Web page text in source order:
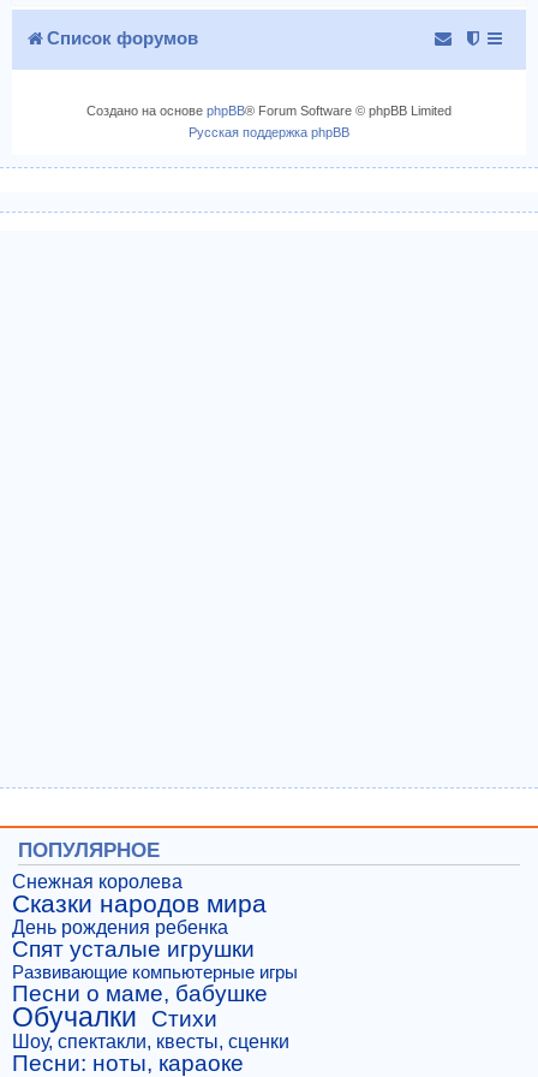
Список форумов
Создано на основе phpBB® Forum Software © phpBB Limited
Русская поддержка phpBB
ПОПУЛЯРНОЕ
Снежная королева
Сказки народов мира
День рождения ребенка
Спят усталые игрушки
Развивающие компьютерные игры
Песни о маме, бабушке
Обучалки Стихи
Шоу, спектакли, квесты, сценки
Песни: ноты, караоке